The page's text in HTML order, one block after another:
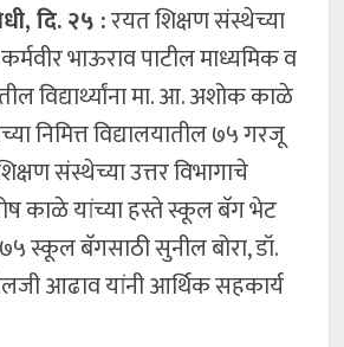
दि. २५ :रयत शिक्षण संस्थेच्या
भाऊराव पाटील माध्यमिक व
विद्यार्थ्यांना मा. आ. अशोक काळे
निमित्त विद्यालयातील ७५ गरजू
शिक्षण संस्थेच्या उत्तर विभागाचे
काळे यांच्या हस्ते स्कूल बॅग भेट
स्कूल बॅगसाठी सुनील बोरा, डॉ.
आढाव यांनी आर्थिक सहकार्य